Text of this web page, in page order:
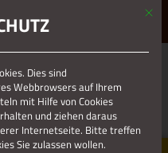
DICH. Mit
Dies sind
Webbrowsers auf Ihrem
mit Hilfe von Cookies
und ziehen daraus
Internetseite. Bitte treffen
Sie zulassen wollen.